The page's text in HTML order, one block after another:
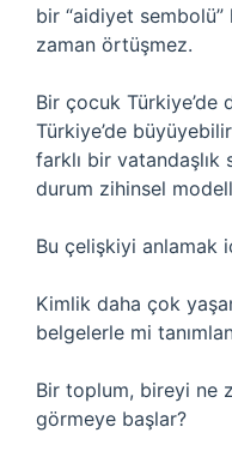
bir “aidiyet
zaman örtüşmez.
Bir çocuk Türkiye’de
Türkiye’de
farklı bir vatandaşlık
durum zihinsel
Bu çelişkiyi anlamak
Kimlik daha çok
belgelerle mi
Bir toplum, bireyi ne
görmeye başlar?